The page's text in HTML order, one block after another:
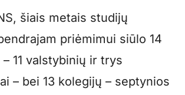
šiais metais studijų
priėmimui siūlo 14
11 valstybinių ir trys
– bei 13 kolegijų – septynios